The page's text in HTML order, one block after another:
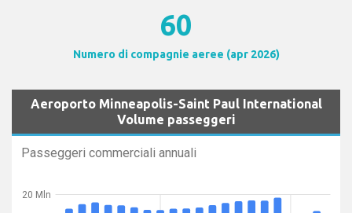
60
Numero di compagnie aeree (apr 2026)
Aeroporto Minneapolis-Saint Paul International
Volume passeggeri
Passeggeri commerciali annuali
20 Mln